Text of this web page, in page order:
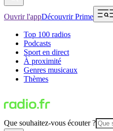
Ouvrir l'appDécouvrir Prime
Top 100 radios
Podcasts
Sport en direct
À proximité
Genres musicaux
Thèmes
Que souhaitez-vous écouter ?